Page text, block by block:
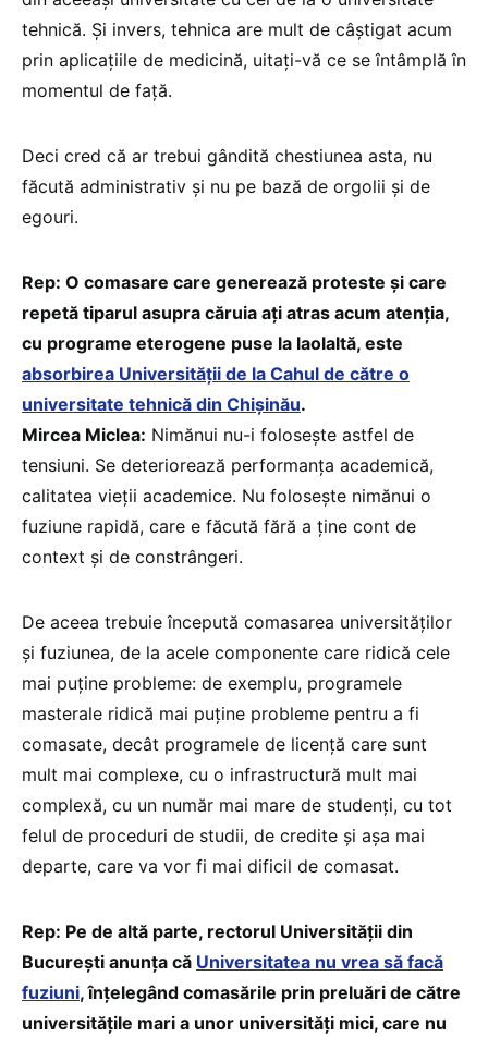
tehnică. Și invers, tehnica are mult de câștigat acum
prin aplicațiile de medicină, uitați-vă ce se întâmplă în
momentul de față.
Deci cred că ar trebui gândită chestiunea asta, nu
făcută administrativ și nu pe bază de orgolii și de
egouri.
Rep: O comasare care generează proteste și care
repetă tiparul asupra căruia ați atras acum atenția,
cu programe eterogene puse la laolaltă, este
absorbirea Universității de la Cahul de către o
universitate tehnică din Chișinău.
Mircea Miclea: Nimănui nu-i folosește astfel de
tensiuni. Se deteriorează performanța academică,
calitatea vieții academice. Nu folosește nimănui o
fuziune rapidă, care e făcută fără a ține cont de
context și de constrângeri.
De aceea trebuie începută comasarea universităților
și fuziunea, de la acele componente care ridică cele
mai puține probleme: de exemplu, programele
masterale ridică mai puține probleme pentru a fi
comasate, decât programele de licență care sunt
mult mai complexe, cu o infrastructură mult mai
complexă, cu un număr mai mare de studenți, cu tot
felul de proceduri de studii, de credite și așa mai
departe, care va vor fi mai dificil de comasat.
Rep: Pe de altă parte, rectorul Universității din
București anunța că Universitatea nu vrea să facă
fuziuni, înțelegând comasările prin preluări de către
universitățile mari a unor universități mici, care nu